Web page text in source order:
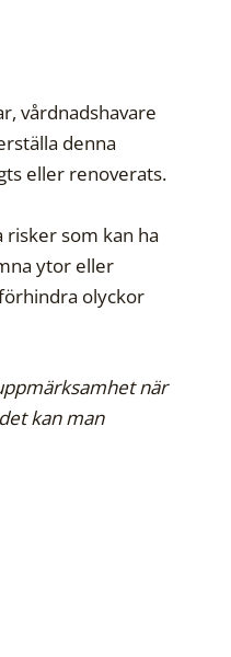
vårdnadshavare
denna
eller renoverats.
som kan ha
ytor eller
olyckor
när
kan man